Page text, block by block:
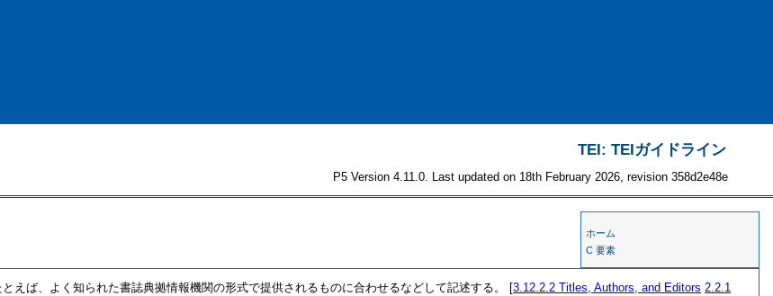
TEI: TEIガイドライン
P5 Version 4.11.0. Last updated on 18th February 2026, revision 358d2e48e
ホーム
C 要素
えば、よく知られた書誌典拠情報機関の形式で提供されるものに合わせるなどして記述する。 [3.12.2.2Titles, Authors, and Editors 2.2.1